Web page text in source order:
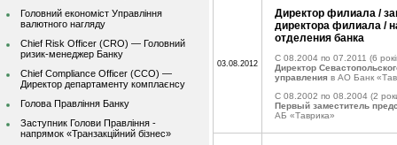
Головний економіст Управління
валютного нагляду
Chief Risk Officer (CRO) — Головний
ризик-менеджер Банку
Chief Compliance Officer (CCO) —
Директор департаменту комплаєнсу
Голова Правління Банку
Заступник Голови Правління -
напрямок «Транзакційний бізнес»
03.08.2012
Директор филиала /
директора филиала /
отделения банка
C 08.2004 по 07.2011 (6
Директор
управления в АО Банк
C 08.2002 по 08.2004 (2
Первый заместитель
АБ «Таврика»